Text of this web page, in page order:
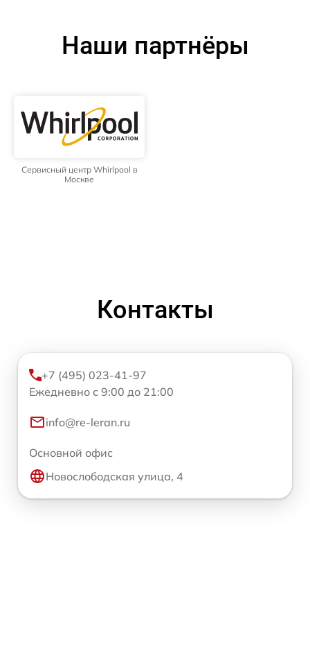
Наши партнёры
Сервисный центр Whirlpool в
Москве
Контакты
+7 (495) 023-41-97
Ежедневно с 9:00 до 21:00
info@re-leran.ru
Основной офис
Новослободская улица, 4